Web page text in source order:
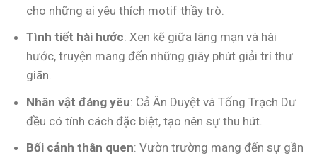
cho những ai yêu thích motif thầy trò.
Tình tiết hài hước: Xen kẽ giữa lãng mạn và hài
hước, truyện mang đến những giây phút giải trí thư
giãn.
Nhân vật đáng yêu: Cả Ân Duyệt và Tống Trạch Dư
đều có tính cách đặc biệt, tạo nên sự thu hút.
Bối cảnh thân quen: Vườn trường mang đến sự gần